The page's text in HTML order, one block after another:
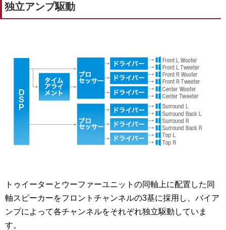
独立アンプ駆動
トゥイーターとウーファーユニットの同軸上に配置した同
軸スピーカーをフロントチャンネルの3基に採用し、バイア
ンプによって各チャンネルをそれぞれ独立駆動していま
す。